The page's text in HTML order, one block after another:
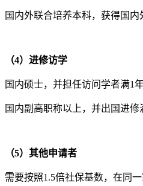
国内外联合培养本科，获得国内
（4）进修访学
国内硕士，并担任访问学者满1
国内副高职称以上，并出国进修
（5）其他申请者
需要按照1.5倍社保基数，在同